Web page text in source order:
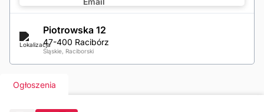
Piotrowska 12
47-400 Racibórz
Śląskie, Raciborski
Ogłoszenia